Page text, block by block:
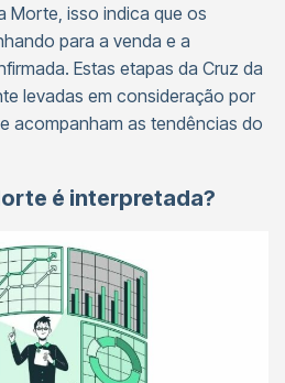
Morte, isso indica que os
para a venda e a
Estas etapas da Cruz da
levadas em consideração por
acompanham as tendências do
é interpretada?